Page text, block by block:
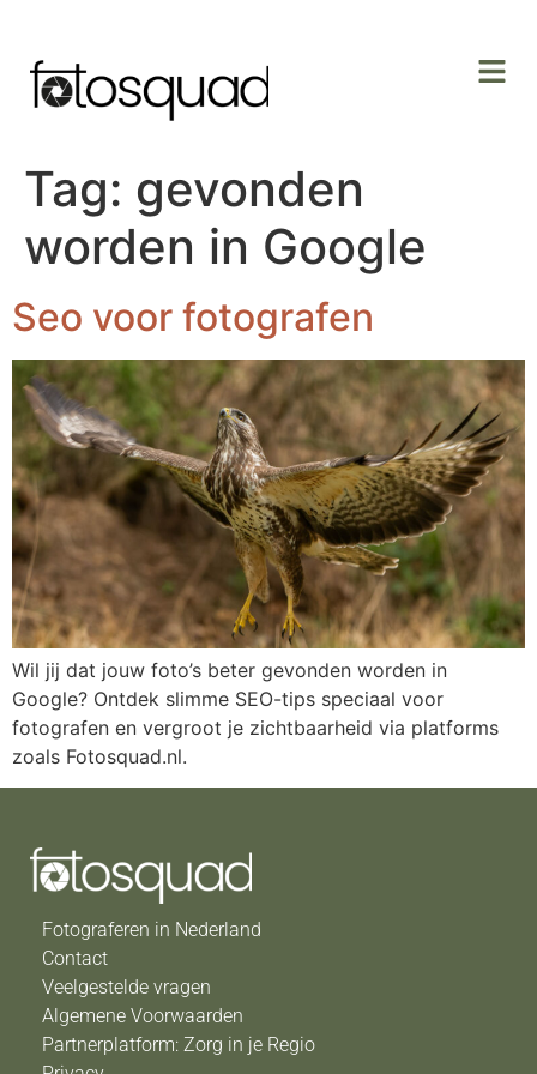
Tag: gevonden
worden in Google
Seo voor fotografen
Wil jij dat jouw foto’s beter gevonden worden in
Google? Ontdek slimme SEO-tips speciaal voor
fotografen en vergroot je zichtbaarheid via platforms
zoals Fotosquad.nl.
Fotograferen in Nederland
Contact
Veelgestelde vragen
Algemene Voorwaarden
Partnerplatform: Zorg in je Regio